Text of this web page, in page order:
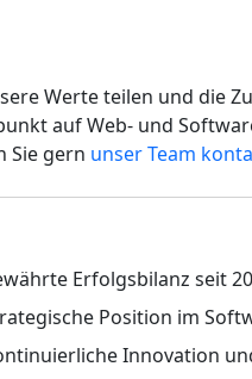
Werte teilen und die
auf Web- und
Sie gern unser Team
Erfolgsbilanz seit
Position im
Innovation